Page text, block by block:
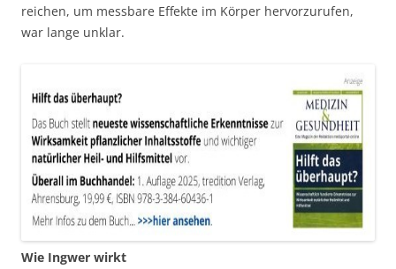
reichen, um messbare Effekte im Körper hervorzurufen,
war lange unklar.
Wie Ingwer wirkt